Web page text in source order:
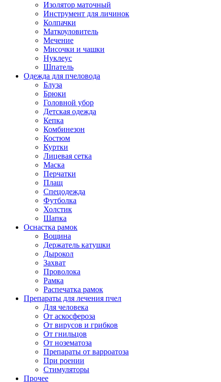
Изолятор маточный
Инструмент для личинок
Колпачки
Маткоуловитель
Мечение
Мисочки и чашки
Нуклеус
Шпатель
Одежда для пчеловода
Блуза
Брюки
Головной убор
Детская одежда
Кепка
Комбинезон
Костюм
Куртки
Лицевая сетка
Маска
Перчатки
Плащ
Спецодежда
Футболка
Холстик
Шапка
Оснастка рамок
Вощина
Держатель катушки
Дырокол
Захват
Проволока
Рамка
Распечатка рамок
Препараты для лечения пчел
Для человека
От аскосфероза
От вирусов и грибков
От гнильцов
От нозематоза
Препараты от варроатоза
При роении
Стимуляторы
Прочее